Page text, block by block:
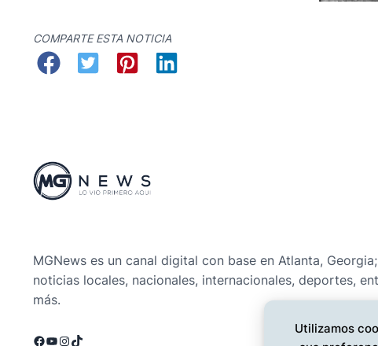
COMPARTE ESTA NOTICIA
MGNews es un canal digital con base en Atlanta,
noticias locales, nacionales, internacionales, deportes,
más.
Facebook
YouTube
Instagram
TikTok
Utilizamos